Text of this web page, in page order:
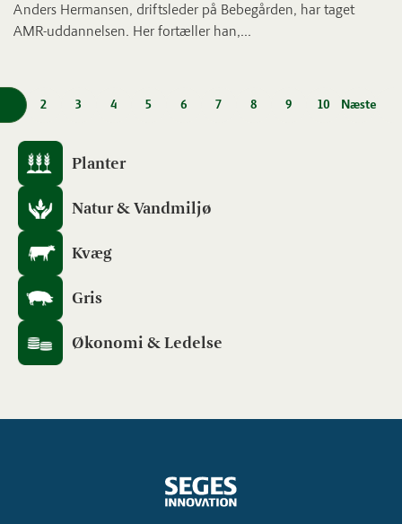
Anders Hermansen, driftsleder på Bebegården, har taget
AMR-uddannelsen. Her fortæller han,...
2 3 4 5 6 7 8 9 10 Næste
Planter
Natur & Vandmiljø
Kvæg
Gris
Økonomi & Ledelse